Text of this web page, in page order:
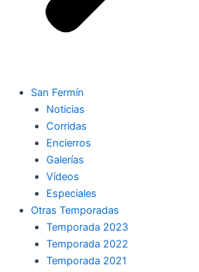
San Fermín
Noticias
Corridas
Encierros
Galerías
Vídeos
Especiales
Otras Temporadas
Temporada 2023
Temporada 2022
Temporada 2021